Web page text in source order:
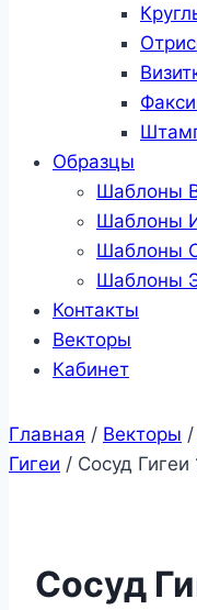
Образцы
Шаблоны
Шаблоны
Шаблоны
Шаблоны
Контакты
Векторы
Кабинет
Главная / Векторы /
Гигеи / Сосуд Гигеи
Сосуд